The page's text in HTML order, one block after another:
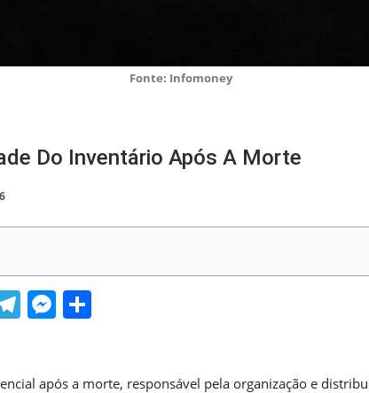
Fonte: Infomoney
Do Inventário Após A Morte
Telegram
Messenger
após a morte, responsável pela organização e